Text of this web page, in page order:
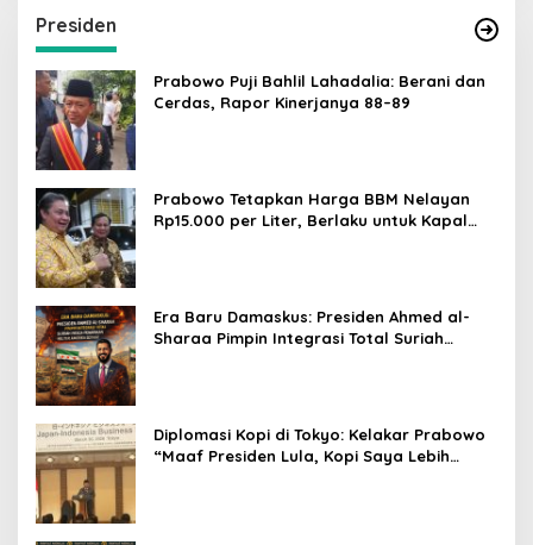
Presiden
Prabowo Puji Bahlil Lahadalia: Berani dan
Cerdas, Rapor Kinerjanya 88–89
Prabowo Tetapkan Harga BBM Nelayan
Rp15.000 per Liter, Berlaku untuk Kapal
Era Baru Damaskus: Presiden Ahmed al-
Sharaa Pimpin Integrasi Total Suriah
Diplomasi Kopi di Tokyo: Kelakar Prabowo
“Maaf Presiden Lula, Kopi Saya Lebih